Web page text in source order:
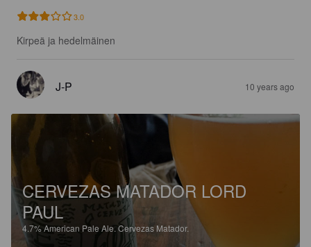
3.0
Kirpeä ja hedelmäinen
J-P 10 years ago
CERVEZAS MATADOR LORD
PAUL
4.7%American Pale Ale. Cervezas Matador.